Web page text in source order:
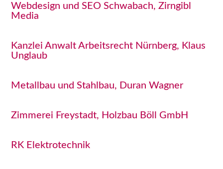
Webdesign und SEO Schwabach, Zirngibl
Media
Kanzlei Anwalt Arbeitsrecht Nürnberg, Klaus
Unglaub
Metallbau und Stahlbau, Duran Wagner
Zimmerei Freystadt, Holzbau Böll GmbH
RK Elektrotechnik